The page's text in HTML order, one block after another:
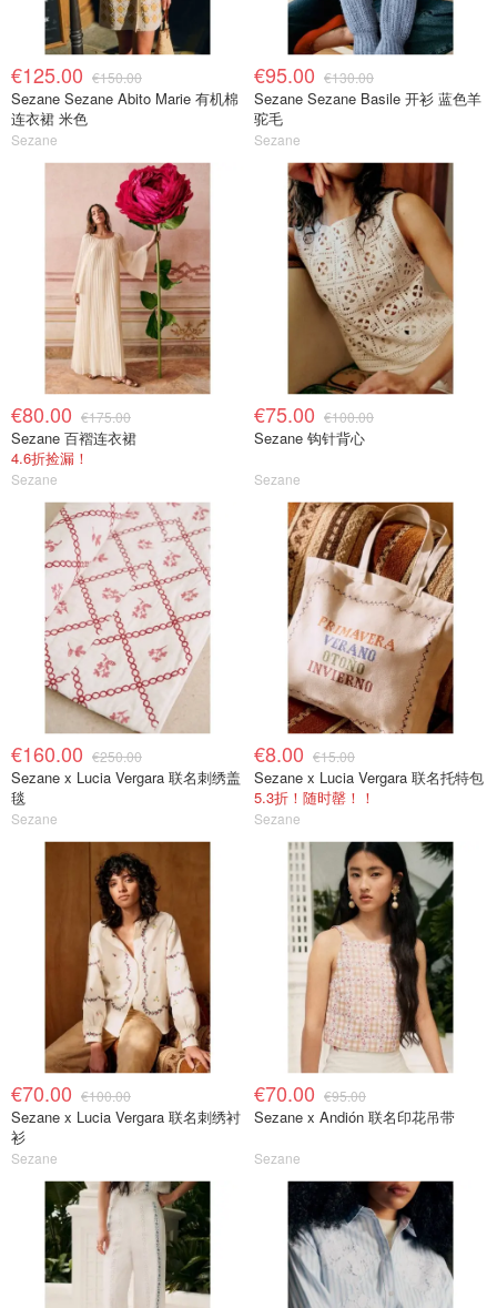
€125.00 €150.00
Sezane Sezane Abito Marie 有机棉
连衣裙 米色
Sezane
€95.00 €130.00
Sezane Sezane Basile 开衫 蓝色羊
驼毛
Sezane
€80.00 €175.00
Sezane 百褶连衣裙
4.6折捡漏！
Sezane
€75.00 €100.00
Sezane 钩针背心
Sezane
€160.00 €250.00
Sezane x Lucia Vergara 联名刺绣盖
毯
Sezane
€8.00 €15.00
Sezane x Lucia Vergara 联名托特包
5.3折！随时罄！！
Sezane
€70.00 €100.00
Sezane x Lucia Vergara 联名刺绣衬
衫
Sezane
€70.00 €95.00
Sezane x Andión 联名印花吊带
Sezane